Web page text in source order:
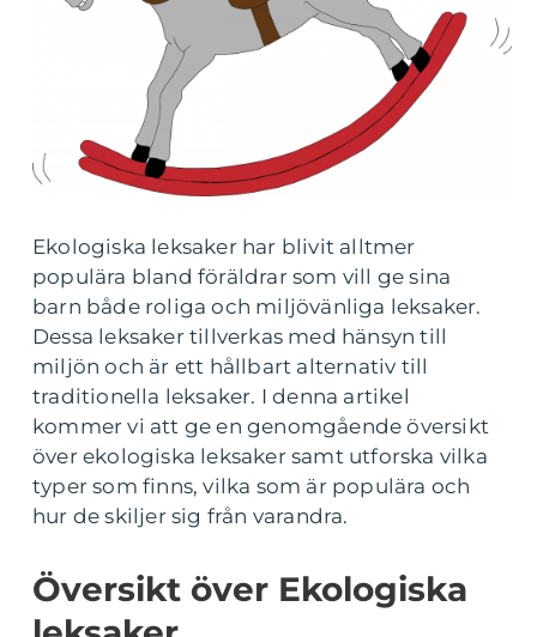
Ekologiska leksaker har blivit alltmer
populära bland föräldrar som vill ge sina
barn både roliga och miljövänliga leksaker.
Dessa leksaker tillverkas med hänsyn till
miljön och är ett hållbart alternativ till
traditionella leksaker. I denna artikel
kommer vi att ge en genomgående översikt
över ekologiska leksaker samt utforska vilka
typer som finns, vilka som är populära och
hur de skiljer sig från varandra.
Översikt över Ekologiska